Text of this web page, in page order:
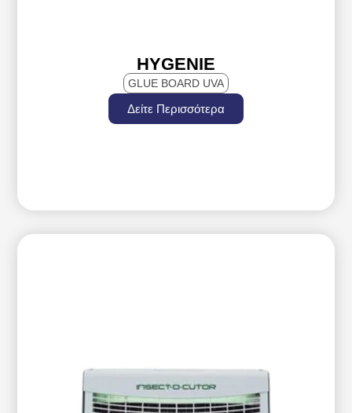
HYGENIE
GLUE BOARD UVA
Δείτε Περισσότερα